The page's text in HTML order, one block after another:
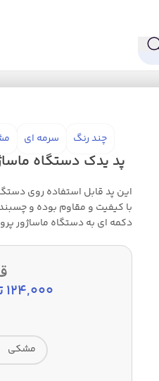
چند رنگ
سرمه ای
پد یدک دستگاه
این پد قابل استفاده روی
با کیفیت و مقاوم بوده و
دکمه ای به دستگاه ماساژور
124,000